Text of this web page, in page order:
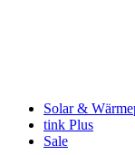
Solar &
tink Plus
Sale